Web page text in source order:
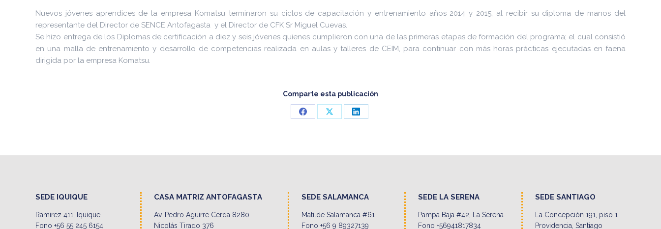
Nuevos jóvenes aprendices de la empresa Komatsu terminaron su ciclos de capacitación y entrenamiento años 2014 y 2015, al recibir su diploma de manos del
representante del Director de SENCE Antofagasta y el Director de CFK Sr Miguel Cuevas.
Se hizo entrega de los Diplomas de certificación a diez y seis jóvenes quienes cumplieron con una de las primeras etapas de formación del programa; el cual consistió
en una malla de entrenamiento y desarrollo de competencias realizada en aulas y talleres de CEIM, para continuar con más horas prácticas ejecutadas en faena
dirigida por la empresa Komatsu.
Comparte esta publicación
Share
Share
Share
SEDE IQUIQUE
Ramirez 411, Iquique
Fono +56 55 245 6154
CASA MATRIZ ANTOFAGASTA
Av. Pedro Aguirre Cerda 8280
Nicolás Tirado 376
SEDE SALAMANCA
Matilde Salamanca #61
Fono +56 9 89327139
SEDE LA SERENA
Pampa Baja #42, La Serena
Fono +56941817834
SEDE SANTIAGO
La Concepción 191, piso 1
Providencia, Santiago